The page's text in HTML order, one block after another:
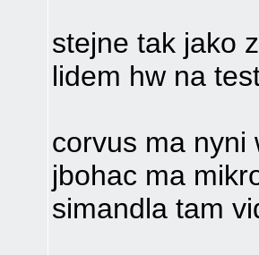
stejne tak jako
lidem hw na
corvus ma nyni
jbohac ma
simandla tam